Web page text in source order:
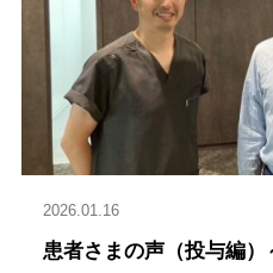
2026.01.16
患者さまの声（投与編）